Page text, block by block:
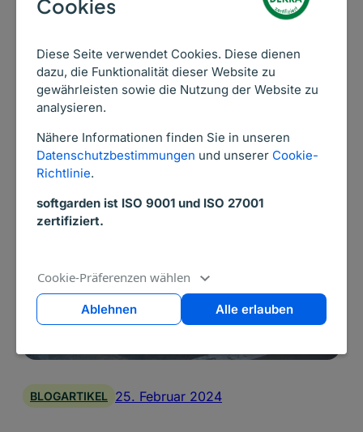
Cookies
Diese Seite verwendet Cookies. Diese dienen
dazu, die Funktionalität dieser Website zu
gewährleisten sowie die Nutzung der Website zu
analysieren.
Nähere Informationen finden Sie in unseren
Datenschutzbestimmungen und unserer Cookie-
Richtlinie.
softgarden ist ISO 9001 und ISO 27001
zertifiziert.
Cookie-Präferenzen wählen
Ablehnen Alle erlauben
Bewerberanalyse auch die
Weiterlesen ->
BLOGARTIKEL 25. Februar 2024